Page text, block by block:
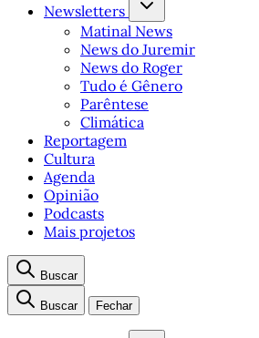
Newsletters
Matinal News
News do Juremir
News do Roger
Tudo é Gênero
Parêntese
Climática
Reportagem
Cultura
Agenda
Opinião
Podcasts
Mais projetos
Buscar
Buscar Fechar